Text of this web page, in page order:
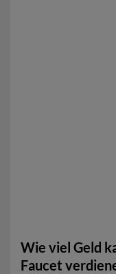
Wie viel Geld
Faucet